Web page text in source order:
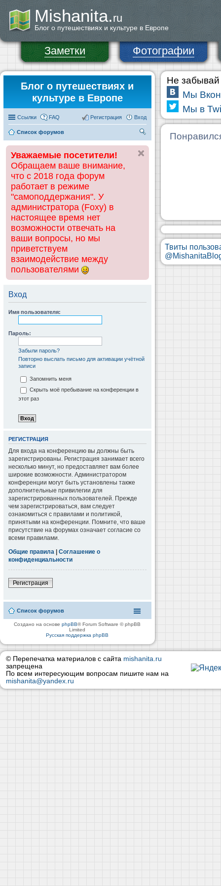
Mishanita.ru
Блог о путешествиях и культуре в Европе
Заметки Фотографии
Блог о путешествиях и
культуре в Европе
Ссылки FAQ Вход
Регистрация
Список форумов
ск
Уважаемые посетители!
Обращаем ваше внимание,
что с 2018 года форум
работает в режиме
"самоподдержания". У
администратора (Foxy) в
настоящее время нет
возможности отвечать на
ваши вопросы, но мы
приветствуем
взаимодействие между
пользователями
Вход
Имя пользователя:
Пароль:
Забыли пароль?
Повторно выслать письмо для активации учётной
записи
Запомнить меня
Скрыть моё пребывание на конференции в
этот раз
РЕГИСТРАЦИЯ
Для входа на конференцию вы должны быть
зарегистрированы. Регистрация занимает всего
несколько минут, но предоставляет вам более
широкие возможности. Администратором
конференции могут быть установлены также
дополнительные привилегии для
зарегистрированных пользователей. Прежде
чем зарегистрироваться, вам следует
ознакомиться с правилами и политикой,
принятыми на конференции. Помните, что ваше
присутствие на форумах означает согласие со
всеми правилами.
Общие правила | Соглашение о
конфиденциальности
Регистрация
Список форумов
Создано на основеphpBB® Forum Software © phpBB
Limited
Русская поддержка phpBB
Не забывай
Мы
Мы в
Твиты
© Перепечатка материалов с сайта mishanita.ru
запрещена
По всем интересующим вопросам пишите нам на
mishanita@yandex.ru